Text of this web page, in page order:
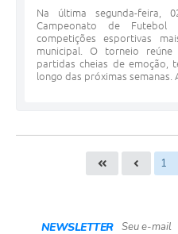
Na última segunda-feira,
Campeonato de
competições esportivas
municipal. O torneio
partidas cheias de emoção,
longo das próximas semanas.
NEWSLETTER